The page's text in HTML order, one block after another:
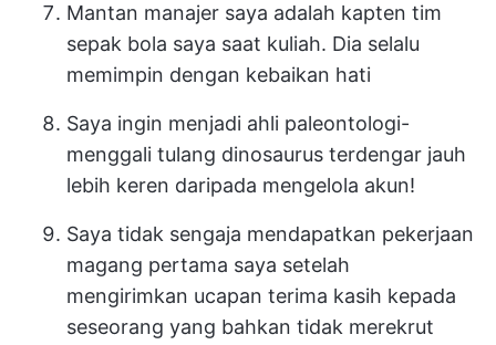
Mantan manajer saya adalah kapten tim
sepak bola saya saat kuliah. Dia selalu
memimpin dengan kebaikan hati
Saya ingin menjadi ahli paleontologi-
menggali tulang dinosaurus terdengar jauh
lebih keren daripada mengelola akun!
Saya tidak sengaja mendapatkan pekerjaan
magang pertama saya setelah
mengirimkan ucapan terima kasih kepada
seseorang yang bahkan tidak merekrut